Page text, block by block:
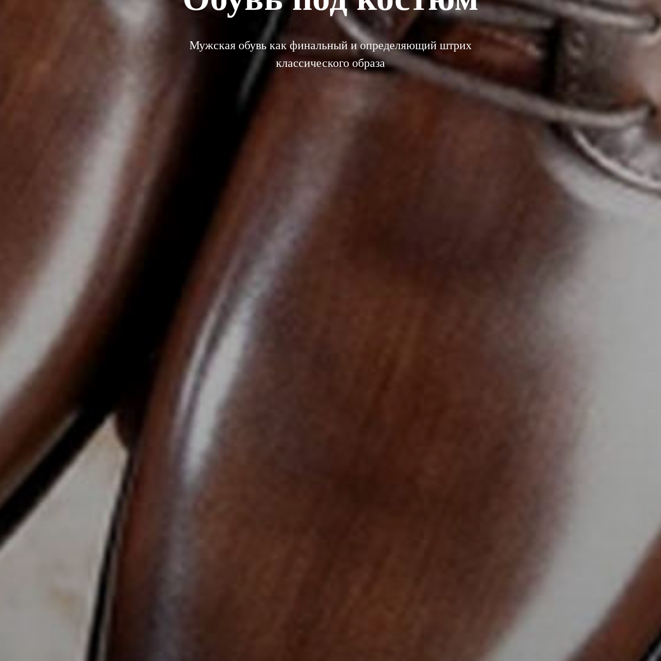
Мужская обувь как финальный и определяющий штрих
классического образа